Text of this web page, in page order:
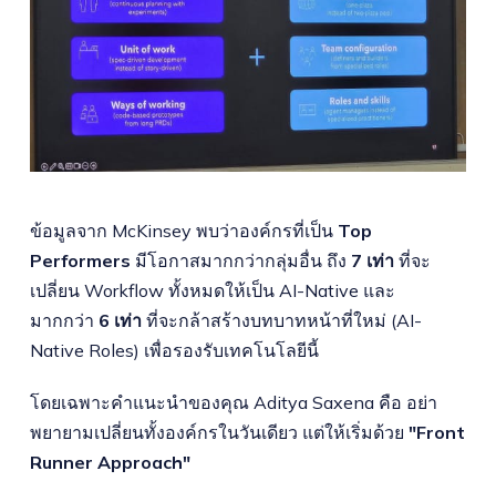
ข้อมูลจาก McKinsey พบว่าองค์กรที่เป็น Top
Performers มีโอกาสมากกว่ากลุ่มอื่น ถึง 7 เท่าที่จะ
เปลี่ยน Workflow ทั้งหมดให้เป็น AI-Native และ
มากกว่า 6 เท่าที่จะกล้าสร้างบทบาทหน้าที่ใหม่ (AI-
Native Roles) เพื่อรองรับเทคโนโลยีนี้
โดยเฉพาะคำแนะนำของคุณ Aditya Saxena คือ อย่า
พยายามเปลี่ยนทั้งองค์กรในวันเดียว แต่ให้เริ่มด้วย "Front
Runner Approach"